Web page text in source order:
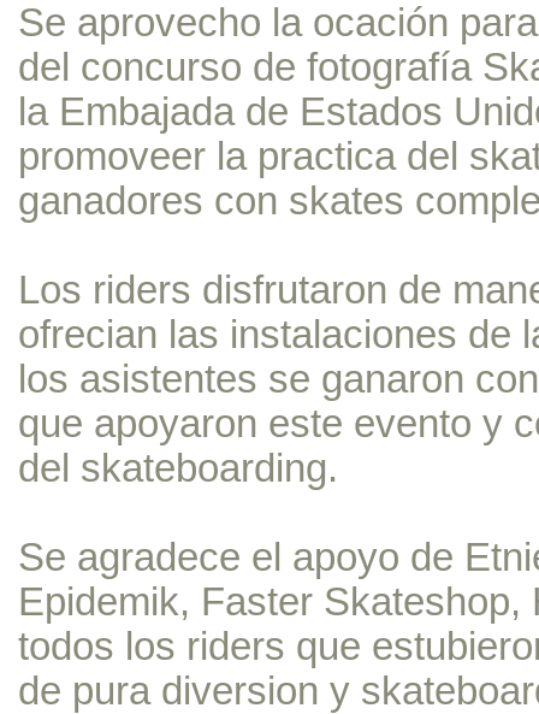
Se aprovecho la ocación
del concurso de fotografía
la Embajada de Estados
promoveer la practica del
ganadores con skates
Los riders disfrutaron de
ofrecian las instalaciones de
los asistentes se ganaron
que apoyaron este evento y
del skateboarding.
Se agradece el apoyo de
Epidemik, Faster
todos los riders que
de pura diversion y